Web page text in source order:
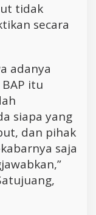
tidak
secara
adanya
itu
siapa yang
dan pihak
saja